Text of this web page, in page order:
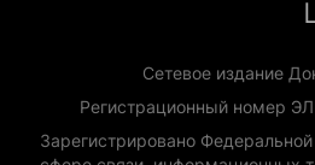
Сетевое издание
Регистрационный номер
Зарегистрировано